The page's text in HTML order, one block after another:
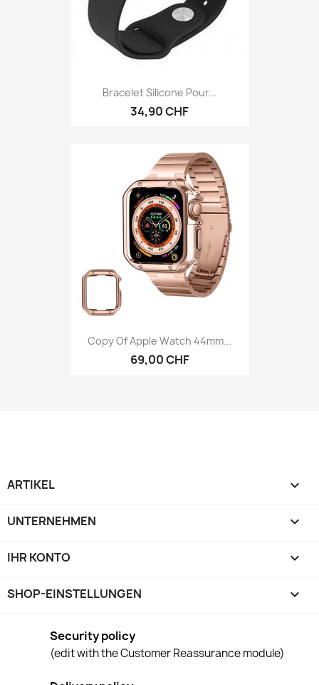
Bracelet Silicone Pour...
34,90 CHF
Copy Of Apple Watch 44mm...
69,00 CHF
ARTIKEL 
UNTERNEHMEN 
IHR KONTO 
SHOP-EINSTELLUNGEN keyboard_arrow_down
Security policy
(edit with the Customer Reassurance module)